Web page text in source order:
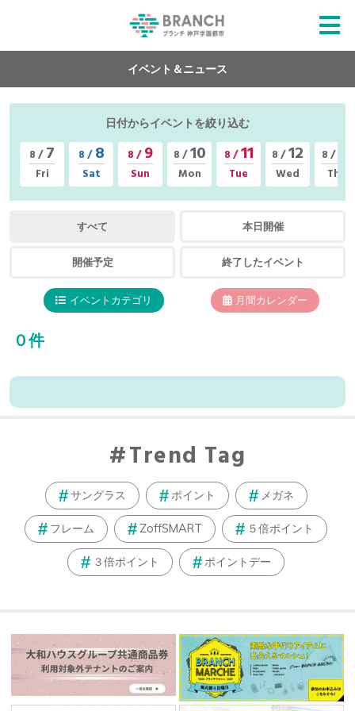
イベント＆ニュース
日付からイベントを絞り込む
8 /7
Fri
8 /8
Sat
8 /9
Sun
8 /10
Mon
8 /11
Tue
8 /12
Wed
8 /
Thu
すべて 本日開催
開催予定 終了したイベント
月間カレンダー
イベントカテゴリ
０件
Trend Tag
サングラス ポイント メガネ
フレーム ZoffSMART ５倍ポイント
３倍ポイント ポイントデー